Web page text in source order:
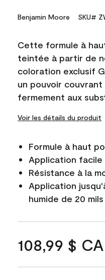
Benjamin Moore SKU#
Cette formule à
teintée à partir de
coloration exclusif
un pouvoir
fermement aux
Voir les détails du produit
Formule à haut
Application facile
Résistance à la
Application
humide de 20 mils
108,99 $ CA